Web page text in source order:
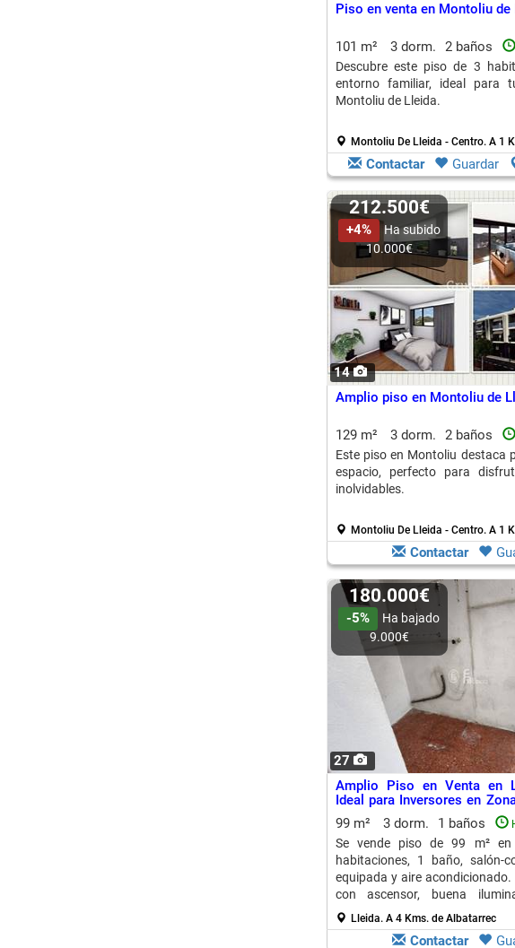
Piso en venta en Montoliu de
101 m² 3 dorm. 2 baños
Descubre este piso de 3
entorno familiar, ideal para
Montoliu de Lleida.
Montoliu De Lleida - Centro. A 1
Contactar Guardar
14
212.500€
+4%
Ha subido
10.000€
Amplio piso en Montoliu de
129 m² 3 dorm. 2 baños
Este piso en Montoliu destaca
espacio, perfecto para
inolvidables.
Montoliu De Lleida - Centro. A 1
Contactar
27
180.000€
-5%
Ha bajado
9.000€
Amplio Piso en Venta en
Ideal para Inversores en
Episcopal – Roca Labrador
99 m² 3 dorm. 1 baños
Se vende piso de 99 m²
habitaciones, 1 baño, salón-
equipada y aire
con ascensor, buena
opcional.
Lleida. A 4 Kms. de Albatarrec
Contactar